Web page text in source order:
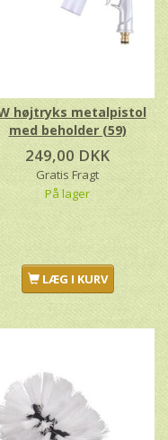
højtryks metalpistol
med beholder (59)
249,00 DKK
Gratis Fragt
På lager
LÆG I KURV